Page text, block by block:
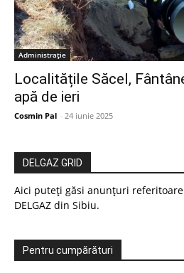
Administrație
Localitățile Săcel,
apă de ieri
Cosmin Pal - 24 iunie 2025
DELGAZ GRID
Aici puteți găsi anunțuri
DELGAZ din Sibiu.
Pentru cumpărături